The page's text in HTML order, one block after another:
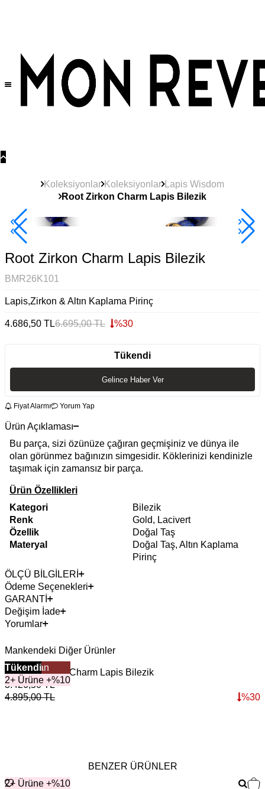
Koleksiyonlar Koleksiyonlar Lapis Wisdom
Root Zirkon Charm Lapis Bilezik
2+ Ürüne +%10
Root Zirkon Charm Lapis Bilezik
BMR26K101
Lapis,Zirkon & Altın Kaplama Pirinç
4.686,50 TL6.695,00TL %30
Tükendi
Gelince Haber Ver
Fiyat Alarmı Yorum Yap
Ürün Açıklaması
Bu parça, sizi özünüze çağıran geçmişiniz ve dünya ile
olan görünmez bağınızın simgesidir. Köklerinizi kendinizle
taşımak için zamansız bir parça.
Ürün Özellikleri
Kategori
Bilezik
Renk
Gold, Lacivert
Özellik
Doğal Taş
Materyal
Doğal Taş, Altın Kaplama
Pirinç
ÖLÇÜ BİLGİLERİ
Ödeme Seçenekleri
GARANTİ
Değişim İade
Yorumlar
Mankendeki Diğer Ürünler
Çok Satan
2+ Ürüne +%10
Tükendi
Horizon Zirkon Charm Lapis Bilezik
3.426,50TL
4.895,00TL %30
BENZER ÜRÜNLER
2+ Ürüne +%10